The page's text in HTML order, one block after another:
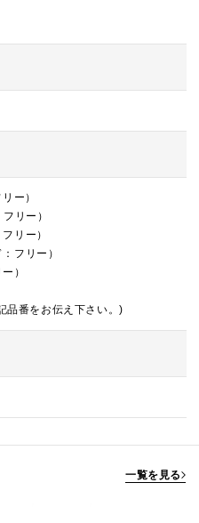
ー）
リー）
リー）
フリー）
）
品番をお伝え下さい。)
一覧を見る